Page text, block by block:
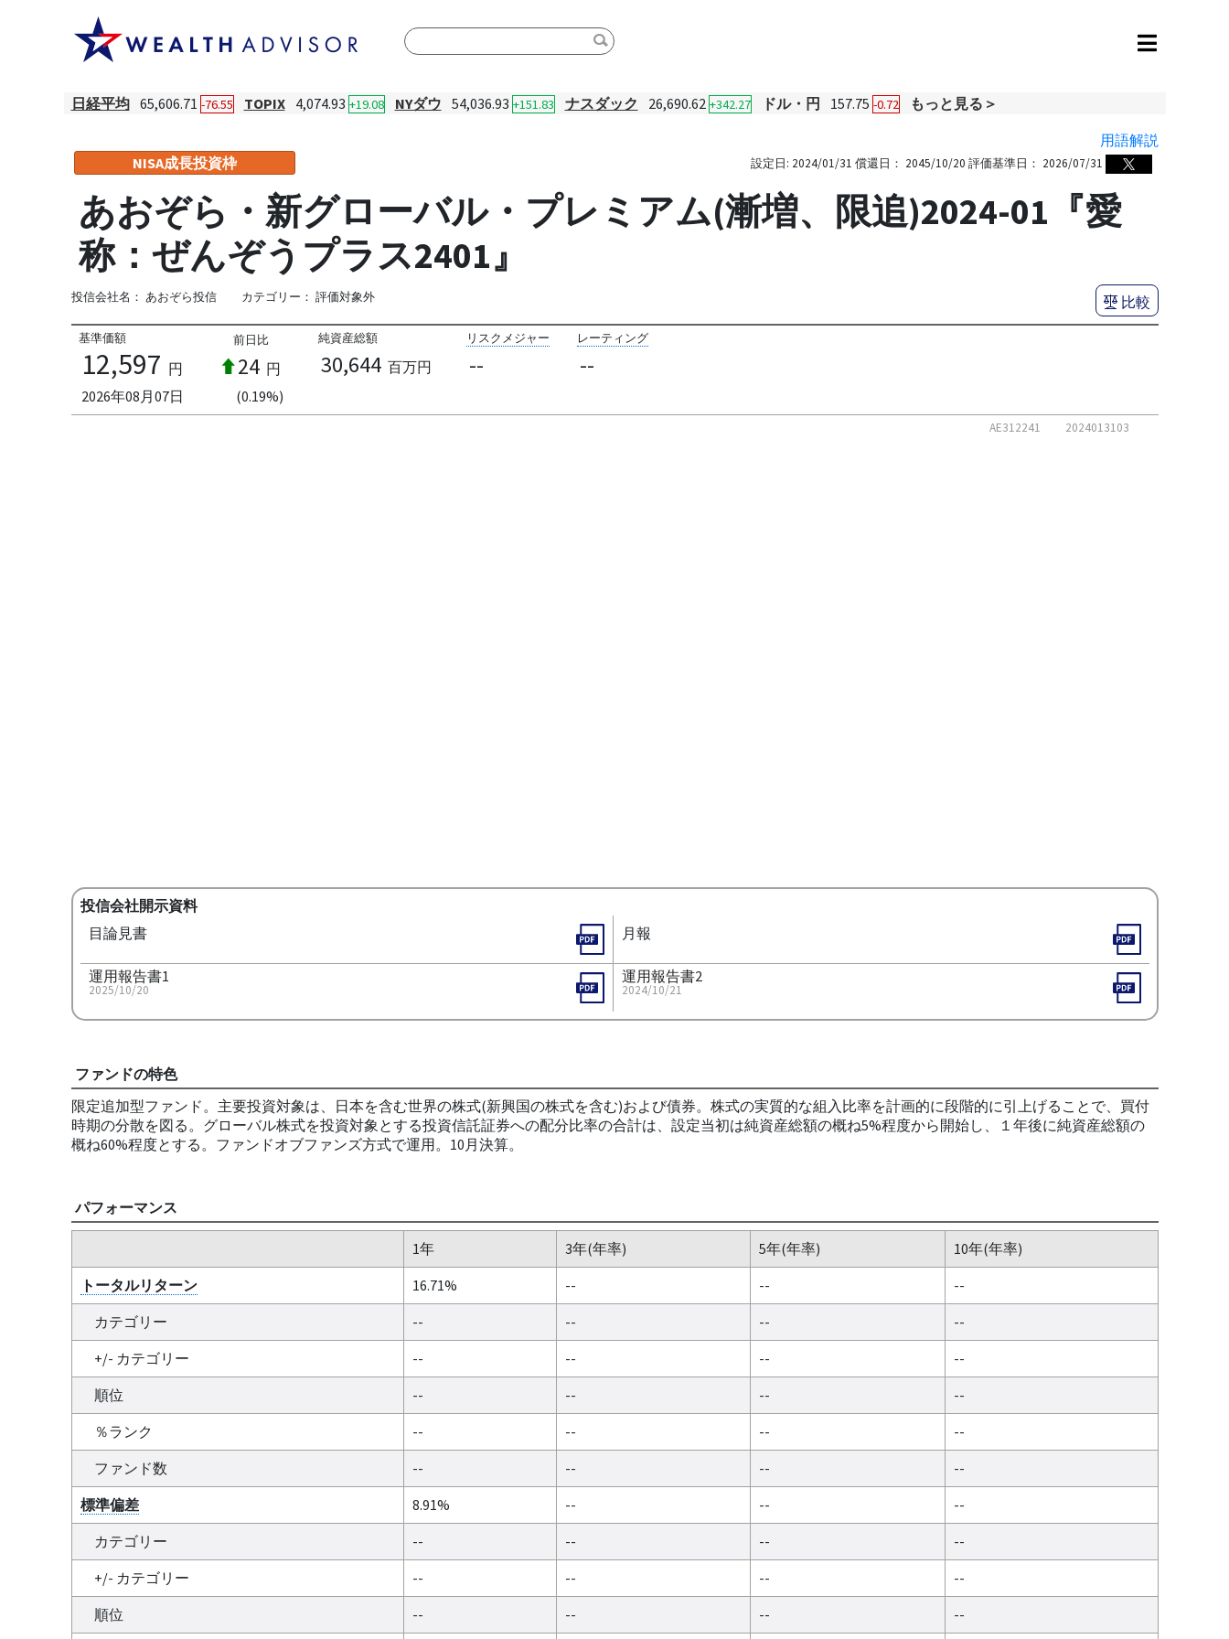
日経平均 65,606.71 -76.55 TOPIX 4,074.93 +19.08 NYダウ 54,036.93 +151.83 ナスダック 26,690.62 +342.27 ドル・円 157.75 -0.72
もっと見る＞
用語解説
NISA成長投資枠
設定日: 2024/01/31 償還日： 2045/10/20 評価基準日： 2026/07/31
あおぞら・新グローバル・プレミアム(漸増、限追)2024-01『愛
称：ぜんぞうプラス2401』
投信会社名： あおぞら投信 カテゴリー： 評価対象外 比較
基準価額
12,597 円
2026年08月07日
前日比
24 円
(0.19%)
純資産総額
30,644 百万円
リスクメジャー
--
レーティング
--
AE312241 2024013103
投信会社開示資料
目論見書
月報
運用報告書1
2025/10/20
運用報告書2
2024/10/21
ファンドの特色
限定追加型ファンド。主要投資対象は、日本を含む世界の株式(新興国の株式を含む)および債券。株式の実質的な組入比率を計画的に段階的に引上げることで、買付
時期の分散を図る。グローバル株式を投資対象とする投資信託証券への配分比率の合計は、設定当初は純資産総額の概ね5%程度から開始し、１年後に純資産総額の
概ね60%程度とする。ファンドオブファンズ方式で運用。10月決算。
パフォーマンス
1年 3年(年率) 5年(年率)
10年(年率)
トータルリターン
16.71% -- --
--
カテゴリー
-- -- --
--
+/- カテゴリー
-- -- --
--
順位
-- -- --
--
％ランク
-- -- --
--
ファンド数
-- -- --
--
標準偏差
8.91% -- --
--
カテゴリー
-- -- --
--
+/- カテゴリー
-- -- --
--
順位
-- -- --
--